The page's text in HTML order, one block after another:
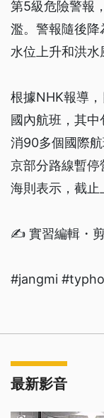
第5級危險警報
濫。警報隨後降
水位上升和洪水
根據NHK報導
國內航班，其
消90多個國際
京部分路線暫
海則表示，截止
✍️ 實習編輯・
#jangmi
最新影音